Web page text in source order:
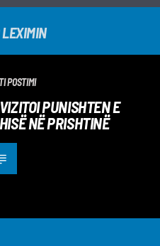
LEXIMIN
POSTIMI
PUNISHTEN E
NË PRISHTINË